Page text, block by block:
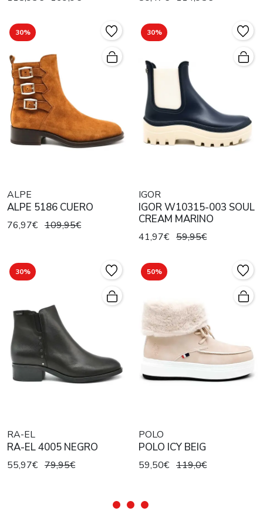
30%
ALPE
ALPE 5186 CUERO
76,97€ 109,95€
30%
IGOR
IGOR W10315-003 SOUL
CREAM MARINO
41,97€ 59,95€
30%
RA-EL
RA-EL 4005 NEGRO
55,97€ 79,95€
50%
POLO
POLO ICY BEIG
59,50€ 119,0€